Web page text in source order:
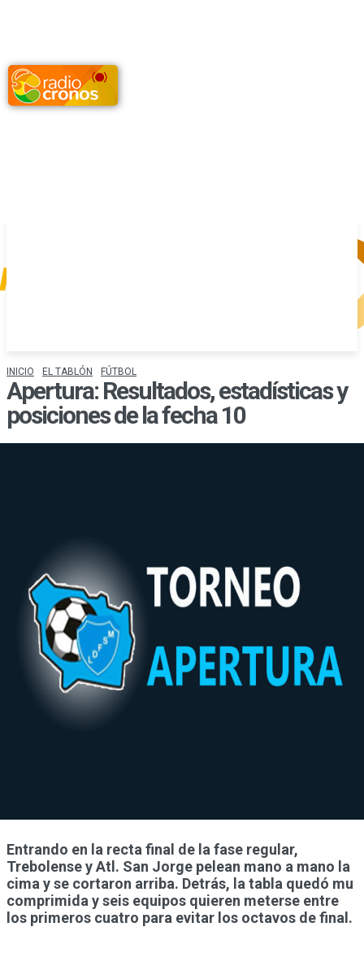
INICIO EL TABLÓN FÚTBOL
Apertura: Resultados, estadísticas y
posiciones de la fecha 10
Entrando en la recta final de la fase regular,
Trebolense y Atl. San Jorge pelean mano a mano la
cima y se cortaron arriba. Detrás, la tabla quedó mu
comprimida y seis equipos quieren meterse entre
los primeros cuatro para evitar los octavos de final.